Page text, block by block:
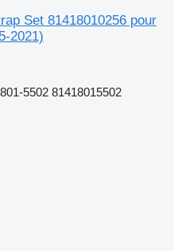
Set 81418010256 pour
2021)
5502 81418015502